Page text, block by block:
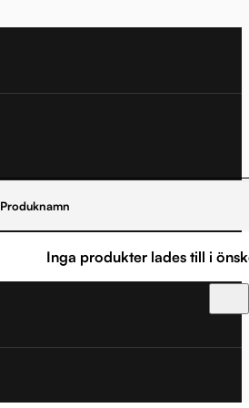
Produknamn
Inga produkter lades till i